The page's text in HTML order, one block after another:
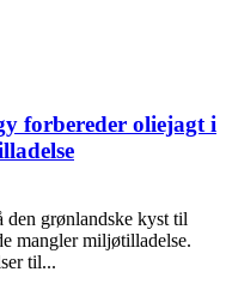
forbereder oliejagt i
den grønlandske kyst til
mangler miljøtilladelse.
til...